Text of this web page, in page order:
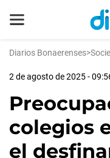
Diarios Bonaerenses>
2 de agosto de 2025 -
colegios
el